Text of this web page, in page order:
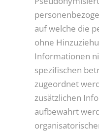
auf welche die
ohne
Informationen
spezifischen
zugeordnet
zusätzlichen
aufbewahrt